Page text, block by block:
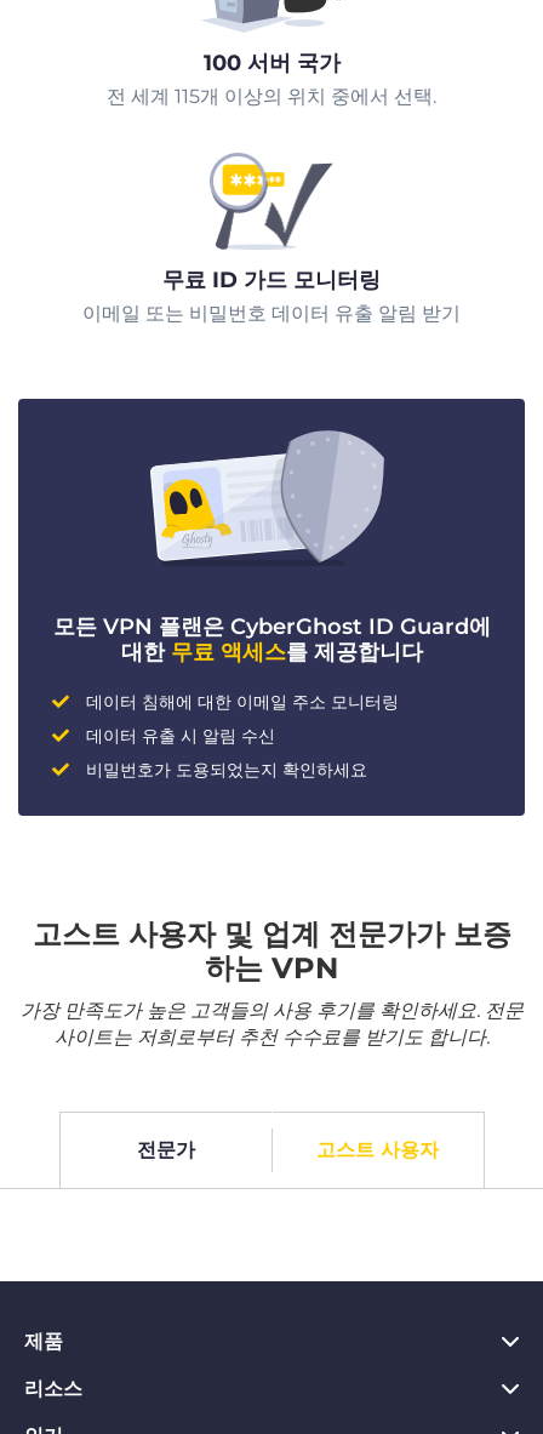
100 서버 국가
전 세계 115개 이상의 위치 중에서 선택.
무료 ID 가드 모니터링
이메일 또는 비밀번호 데이터 유출 알림 받기
모든 VPN 플랜은 CyberGhost ID Guard에
대한 무료 액세스를 제공합니다
데이터 침해에 대한 이메일 주소 모니터링
데이터 유출 시 알림 수신
비밀번호가 도용되었는지 확인하세요
고스트 사용자 및 업계 전문가가 보증
하는 VPN
가장 만족도가 높은 고객들의 사용 후기를 확인하세요. 전문
사이트는 저희로부터 추천 수수료를 받기도 합니다.
전문가 고스트 사용자
제품
PC용 VPN
리소스